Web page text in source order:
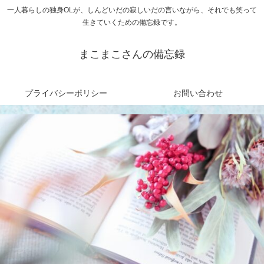
一人暮らしの独身OLが、しんどいだの寂しいだの言いながら、それでも笑って
生きていくための備忘録です。
まこまこさんの備忘録
プライバシーポリシー お問い合わせ